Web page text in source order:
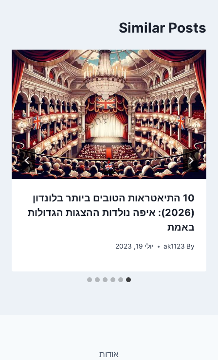
Similar Posts
10 התיאטראות הטובים ביותר בלונדון
(2026): איפה נולדות ההצגות הגדולות
באמת
By
ak1123 יולי 19, 2023
אודות